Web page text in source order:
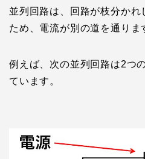
並列回路は、回路が枝分かれ
ため、電流が別の道を通りま
例えば、次の並列回路は2つ
ています。